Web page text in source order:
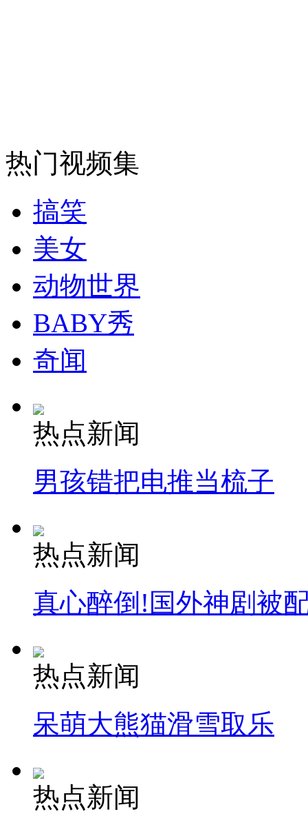
司机酒驾遇交警 急速倒车逃窜
热门视频集
搞笑
美女
动物世界
BABY秀
奇闻
热点新闻
男孩错把电推当梳子
热点新闻
真心醉倒!国外神剧被
热点新闻
呆萌大熊猫滑雪取乐
热点新闻